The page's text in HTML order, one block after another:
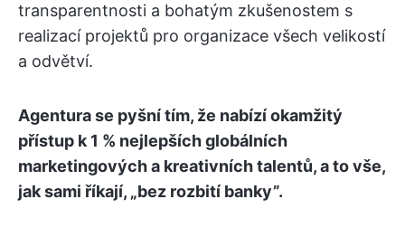
transparentnosti a bohatým zkušenostem s
realizací projektů pro organizace všech velikostí
a odvětví.
Agentura se pyšní tím, že nabízí okamžitý
přístup k 1 % nejlepších globálních
marketingových a kreativních talentů, a to vše,
jak sami říkají, „bez rozbití banky”.